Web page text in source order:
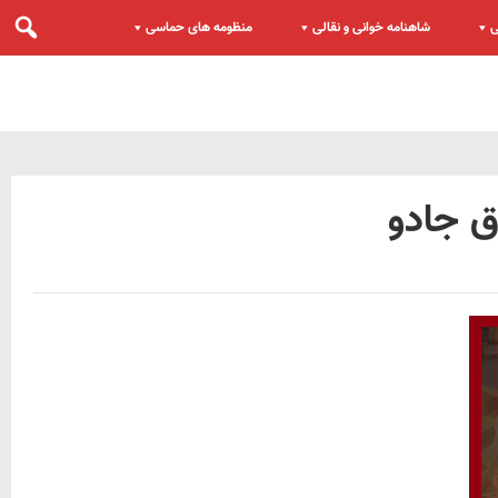
شاهنامه خوانی و نقالی منظومه های حماسی
جادو